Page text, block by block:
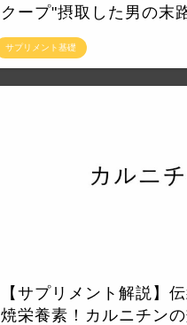
サプリメント基礎
クープ"摂取した男の末
【サプリメント解説】
焼栄養素！カルニチン